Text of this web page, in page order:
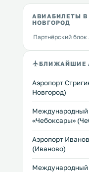
АВИАБИЛЕТЫ
НОВГОРОД
Партнёрский
БЛИЖАЙШИЕ
Аэропорт
Новгород)
Международный
«Чебоксары»
Аэропорт
(Иваново)
Международный